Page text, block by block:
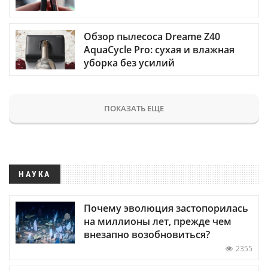
Обзор пылесоса Dreame Z40
AquaCycle Pro: сухая и влажная
уборка без усилий
ПОКАЗАТЬ ЕЩЕ
НАУКА
Почему эволюция застопорилась
на миллионы лет, прежде чем
внезапно возобновиться?
2355